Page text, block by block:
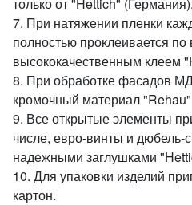
7. При натяжении пленки
полностью проклеивается по
высококачественным клеем
8. При обработке фасадов
кромочный материал
9. Все открытые элементы
числе, евро-винты и дюбель-
надежными заглушками
10. Для упаковки изделий
картон.